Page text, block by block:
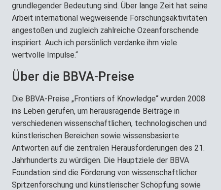
grundlegender Bedeutung sind. Über lange Zeit hat seine
Arbeit international wegweisende Forschungsaktivitäten
angestoßen und zugleich zahlreiche Ozeanforschende
inspiriert. Auch ich persönlich verdanke ihm viele
wertvolle Impulse.“
Über die BBVA-Preise
Die BBVA-Preise „Frontiers of Knowledge“ wurden 2008
ins Leben gerufen, um herausragende Beiträge in
verschiedenen wissenschaftlichen, technologischen und
künstlerischen Bereichen sowie wissensbasierte
Antworten auf die zentralen Herausforderungen des 21.
Jahrhunderts zu würdigen. Die Hauptziele der BBVA
Foundation sind die Förderung von wissenschaftlicher
Spitzenforschung und künstlerischer Schöpfung sowie